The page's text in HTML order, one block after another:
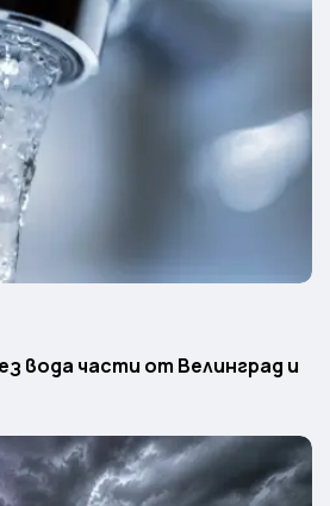
вода части от Велинград и